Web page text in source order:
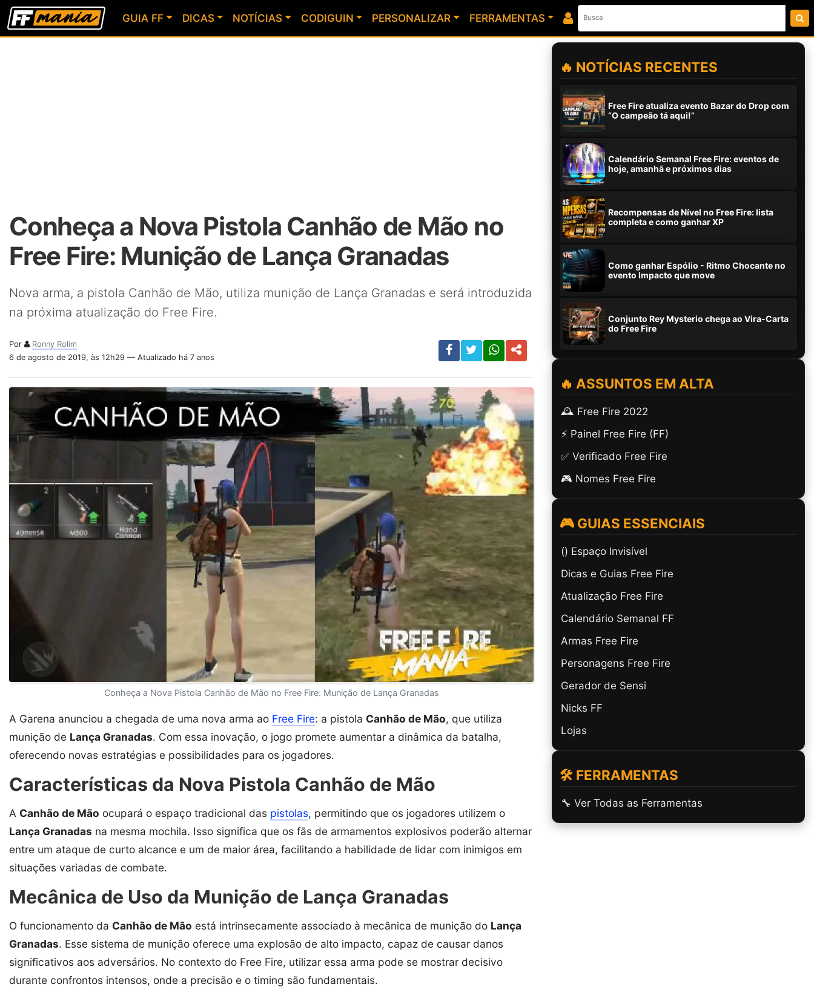
GUIA FF DICAS NOTÍCIAS CODIGUIN PERSONALIZAR FERRAMENTAS
Conheça a Nova Pistola Canhão de Mão no
Free Fire: Munição de Lança Granadas
Nova arma, a pistola Canhão de Mão, utiliza munição de Lança Granadas e será introduzida
na próxima atualização do Free Fire.
Por
Ronny Rolim
6 de agosto de 2019, às 12h29 — Atualizado há 7 anos
Conheça a Nova Pistola Canhão de Mão no Free Fire: Munição de Lança Granadas
A Garena anunciou a chegada de uma nova arma ao Free Fire: a pistola Canhão de Mão, que utiliza
munição de Lança Granadas. Com essa inovação, o jogo promete aumentar a dinâmica da batalha,
oferecendo novas estratégias e possibilidades para os jogadores.
Características da Nova Pistola Canhão de Mão
A Canhão de Mão ocupará o espaço tradicional das pistolas, permitindo que os jogadores utilizem o
Lança Granadas na mesma mochila. Isso significa que os fãs de armamentos explosivos poderão alternar
entre um ataque de curto alcance e um de maior área, facilitando a habilidade de lidar com inimigos em
situações variadas de combate.
Mecânica de Uso da Munição de Lança Granadas
O funcionamento da Canhão de Mão está intrinsecamente associado à mecânica de munição do Lança
Granadas. Esse sistema de munição oferece uma explosão de alto impacto, capaz de causar danos
significativos aos adversários. No contexto do Free Fire, utilizar essa arma pode se mostrar decisivo
durante confrontos intensos, onde a precisão e o timing são fundamentais.
🔥 NOTÍCIAS RECENTES
Free Fire atualiza evento Bazar do Drop com
“O campeão tá aqui!”
Calendário Semanal Free Fire: eventos de
hoje, amanhã e próximos dias
Recompensas de Nível no Free Fire: lista
completa e como ganhar XP
Como ganhar Espólio - Ritmo Chocante no
evento Impacto que move
Conjunto Rey Mysterio chega ao Vira-Carta
do Free Fire
🔥 ASSUNTOS EM ALTA
🕰️ Free Fire 2022
⚡ Painel Free Fire (FF)
✅ Verificado Free Fire
🎮 Nomes Free Fire
🎮 GUIAS ESSENCIAIS
(ㅤ) Espaço Invisível
Dicas e Guias Free Fire
Atualização Free Fire
Calendário Semanal FF
Armas Free Fire
Personagens Free Fire
Gerador de Sensi
Nicks FF
Lojas
🛠️ FERRAMENTAS
🔧 Ver Todas as Ferramentas